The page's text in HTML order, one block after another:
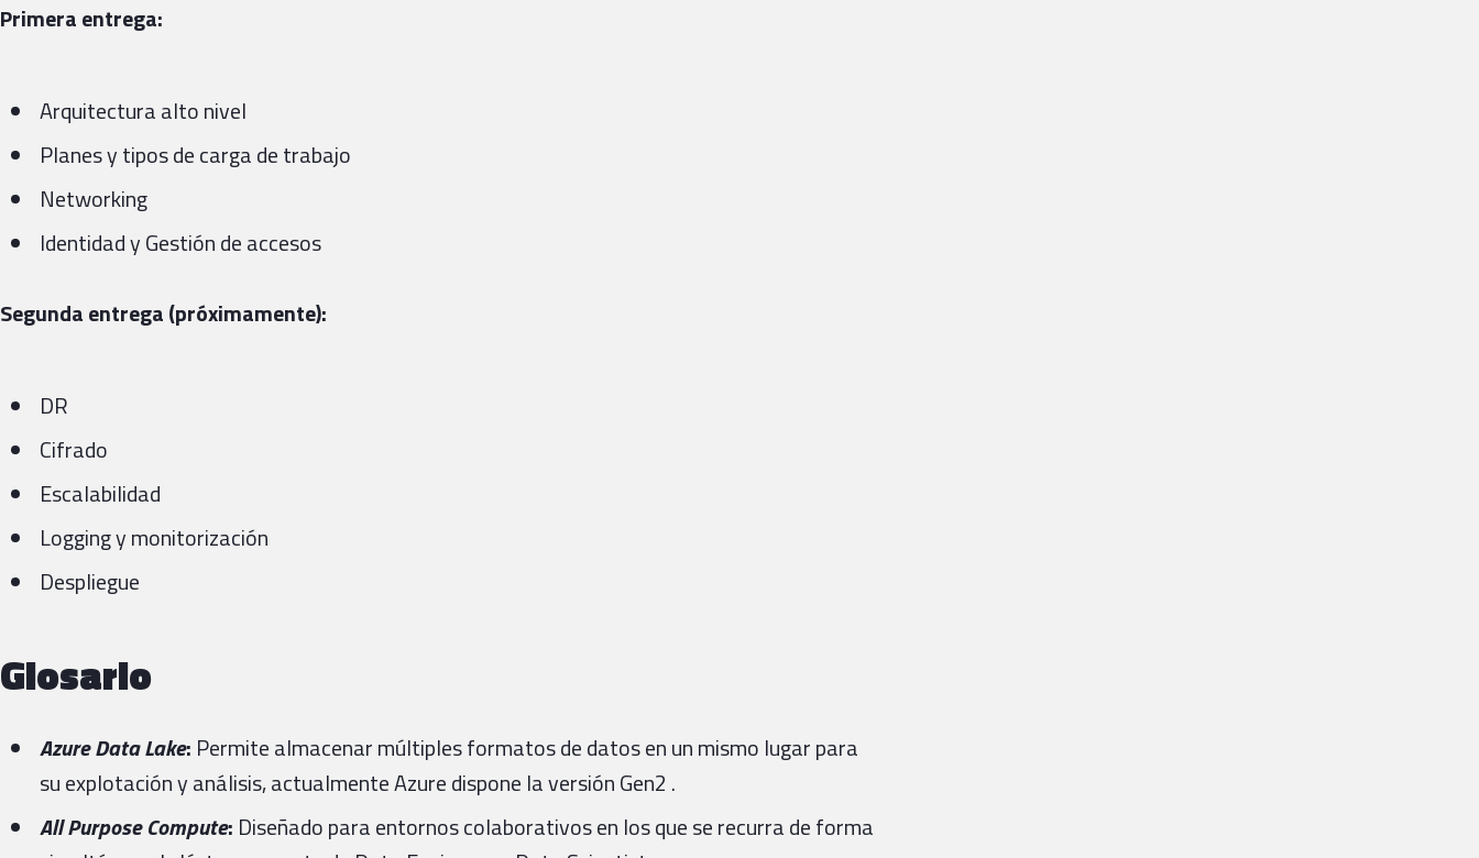
Primera entrega:
Arquitectura alto nivel
Planes y tipos de carga de trabajo
Networking
Identidad y Gestión de accesos
Segunda entrega (próximamente):
DR
Cifrado
Escalabilidad
Logging y monitorización
Despliegue
Glosario
Azure Data Lake: Permite almacenar múltiples formatos de datos en un mismo lugar para
su explotación y análisis, actualmente Azure dispone la versión Gen2 .
All Purpose Compute: Diseñado para entornos colaborativos en los que se recurra de forma